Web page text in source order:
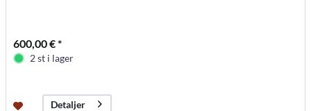
600,00 € *
2 st i lager
Detaljer